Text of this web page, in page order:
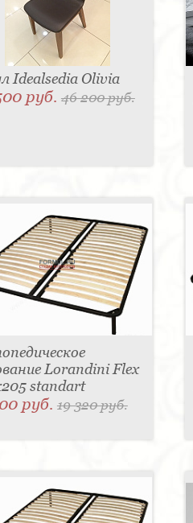
Idealsedia Olivia
руб. 46 200 руб.
Lorandini Flex
standart
руб. 19 320 руб.